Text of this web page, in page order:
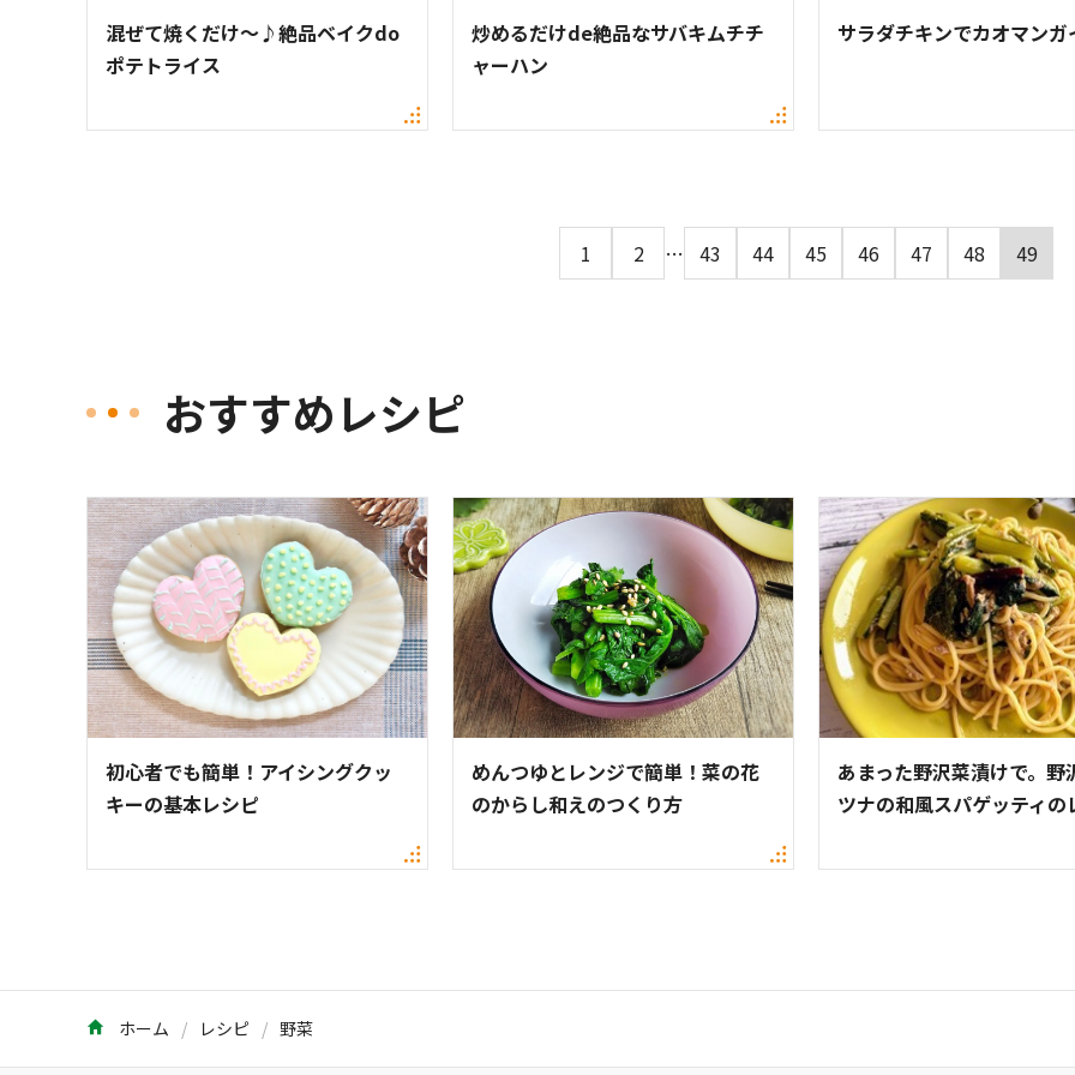
混ぜて焼くだけ〜♪絶品ベイクdo
ポテトライス
炒めるだけde絶品なサバキムチチ
ャーハン
サラダチキンでカオマンガ
1 2 … 43 44 45 46 47 48 49
おすすめレシピ
初心者でも簡単！アイシングクッ
キーの基本レシピ
めんつゆとレンジで簡単！菜の花
のからし和えのつくり方
あまった野沢菜漬けで。野
ツナの和風スパゲッティの
ホーム レシピ 野菜